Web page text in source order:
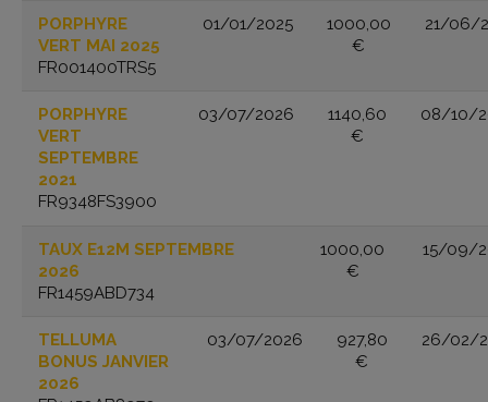
PORPHYRE
VERT MAI 2025
FR001400TRS5
01/01/2025
1000,00
€
21/06/
PORPHYRE
VERT
SEPTEMBRE
2021
FR9348FS3900
03/07/2026
1140,60
€
08/10/
TAUX E12M SEPTEMBRE
2026
FR1459ABD734
1000,00
€
15/09/
TELLUMA
BONUS JANVIER
2026
03/07/2026
927,80
€
26/02/